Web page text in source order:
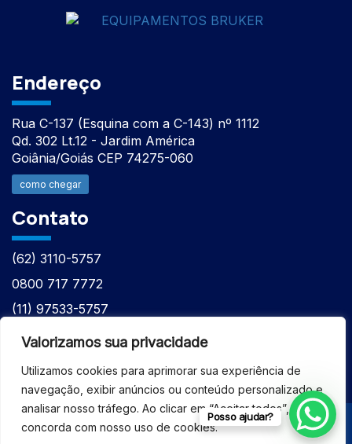
Valorizamos sua privacidade
Utilizamos cookies para aprimorar sua experiência de
navegação, exibir anúncios ou conteúdo personalizado e
analisar nosso tráfego. Ao clicar em “Aceitar todos”, você
concorda com nosso uso de cookies.
Endereço
Rua C-137 (Esquina com a C-143) nº 1112
Qd. 302 Lt.12 - Jardim América
Goiânia/Goiás CEP 74275-060
como chegar
Contato
(62) 3110-5757
0800 717 7772
(11) 97533-5757
(62) 98610-7777
© 2026 - ASSISTÊNCIA TÉCNICA ESPECIALIZADA
Posso ajudar?